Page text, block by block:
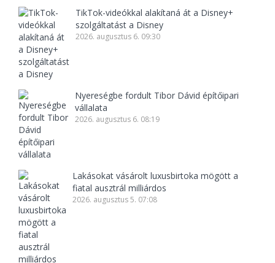
TikTok-videókkal alakítaná át a Disney+
szolgáltatást a Disney
2026. augusztus 6. 09:30
Nyereségbe fordult Tibor Dávid építőipari
vállalata
2026. augusztus 6. 08:19
Lakásokat vásárolt luxusbirtoka mögött a
fiatal ausztrál milliárdos
2026. augusztus 5. 07:08